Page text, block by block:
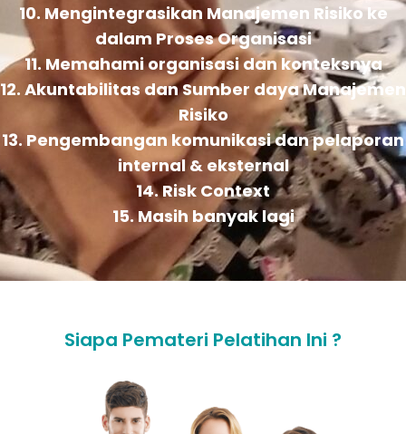
10. Mengintegrasikan Manajemen Risiko ke
dalam Proses Organisasi
11. Memahami organisasi dan konteksnya
12. Akuntabilitas dan Sumber daya Manajemen
Risiko
13. Pengembangan komunikasi dan pelaporan
internal & eksternal
14. Risk Context
15. Masih banyak lagi
Siapa Pemateri Pelatihan Ini ?